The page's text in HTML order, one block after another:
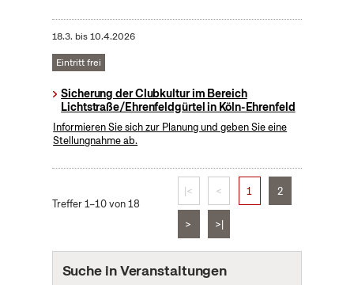
18.3. bis10.4.2026
Eintritt frei
Sicherung der Clubkultur im Bereich
Lichtstraße/Ehrenfeldgürtel in Köln-Ehrenfeld
Informieren Sie sich zur Planung und geben Sie eine
Stellungnahme ab.
Treffer 1–10 von 18
|< < 1 2
> >|
Suche in Veranstaltungen